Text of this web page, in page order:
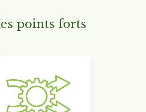
points forts